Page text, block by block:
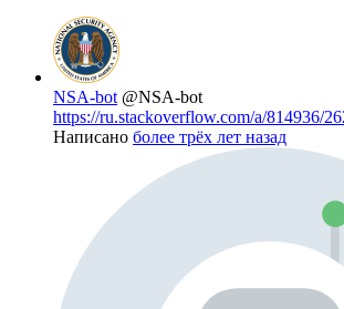
NSA-bot @NSA-bot
https://ru.stackoverflow.com/a/814936/
Написано более трёх лет назад